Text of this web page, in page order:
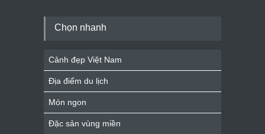
Chọn nhanh
Cảnh đẹp Việt Nam
Địa điểm du lịch
Món ngon
Đặc sản vùng miền